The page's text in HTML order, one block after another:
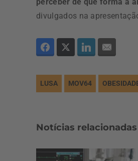
divulgados na
LUSA MOV64
Notícias relacionadas